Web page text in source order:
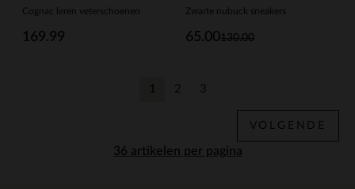
Cognac leren veterschoenen
169.99
Zwarte nubuck sneakers
130.00
65.00
per pagina
1 2 3
VOLGENDE